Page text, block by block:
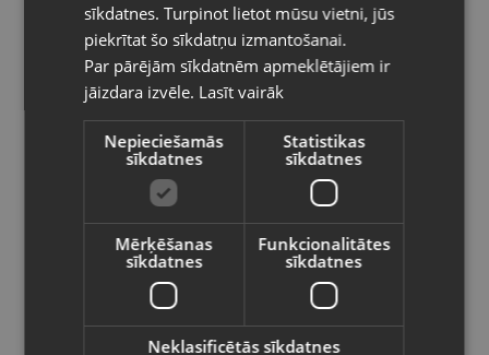
27.00€
Harman Kardon Onyx Studio 9
Pasūtījumi tiks piegādāti uz
izvēlēto valsti
Vietnes saturs būs attēlots izvēlētajā
valodā
Valsts
Latviešu / Latvian
sīkdatnes. Turpinot lietot mūsu vietni, jūs
piekrītat šo sīkdatņu izmantošanai.
Par pārējām sīkdatnēm apmeklētājiem ir
jāizdara izvēle. Lasīt vairāk
Nepieciešamās
sīkdatnes
Statistikas
sīkdatnes
Mērķēšanas
sīkdatnes
Funkcionalitātes
sīkdatnes
Neklasificētās sīkdatnes